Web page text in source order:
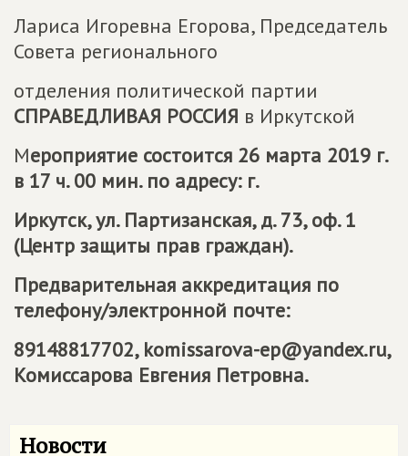
Лариса Игоревна Егорова, Председатель
Совета регионального
отделения политической партии
СПРАВЕДЛИВАЯ РОССИЯ в Иркутской
Мероприятие состоится 26 марта 2019 г.
в 17 ч. 00 мин. по адресу: г.
Иркутск, ул. Партизанская, д. 73, оф. 1
(Центр защиты прав граждан).
Предварительная аккредитация по
телефону/электронной почте:
89148817702, komissarova-ep@yandex.ru,
Комиссарова Евгения Петровна.
Новости